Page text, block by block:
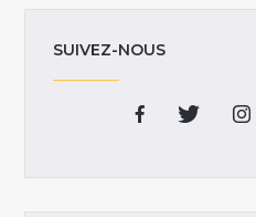
SUIVEZ-NOUS